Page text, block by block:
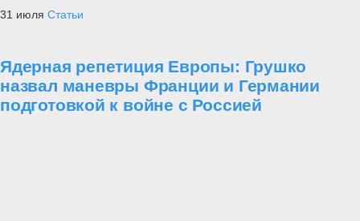
31 июля Статьи
Ядерная репетиция Европы: Грушко
назвал маневры Франции и Германии
подготовкой к войне с Россией